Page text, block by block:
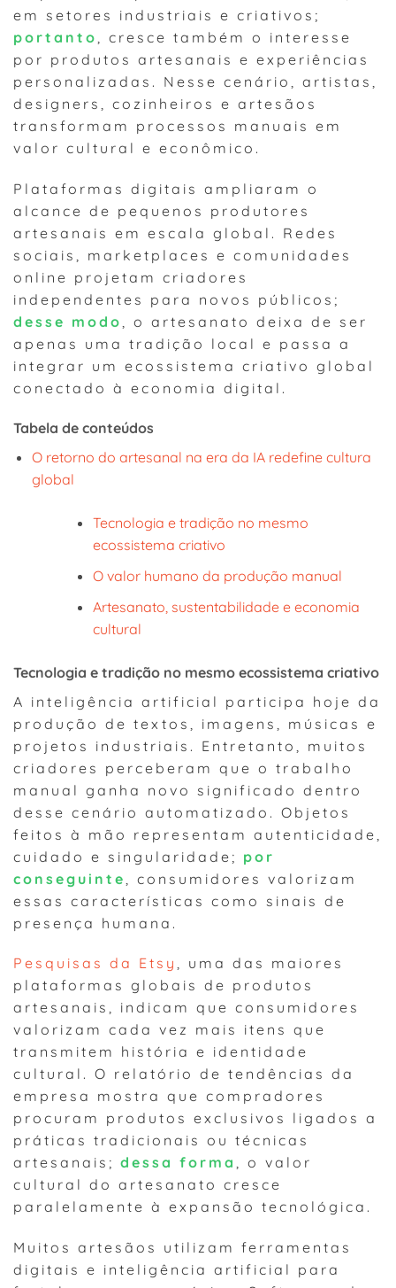
em setores industriais e criativos;
portanto
, cresce também o interesse
por produtos artesanais e experiências
personalizadas. Nesse cenário, artistas,
designers, cozinheiros e artesãos
transformam processos manuais em
valor cultural e econômico.
Plataformas digitais ampliaram o
alcance de pequenos produtores
artesanais em escala global. Redes
sociais, marketplaces e comunidades
online projetam criadores
independentes para novos públicos;
desse modo
, o artesanato deixa de ser
apenas uma tradição local e passa a
integrar um ecossistema criativo global
conectado à economia digital.
Tabela de conteúdos
O retorno do artesanal na era da IA redefine cultura
global
Tecnologia e tradição no mesmo
ecossistema criativo
O valor humano da produção manual
Artesanato, sustentabilidade e economia
cultural
Tecnologia e tradição no mesmo ecossistema criativo
A inteligência artificial participa hoje da
produção de textos, imagens, músicas e
projetos industriais. Entretanto, muitos
criadores perceberam que o trabalho
manual ganha novo significado dentro
desse cenário automatizado. Objetos
feitos à mão representam autenticidade,
cuidado e singularidade; por
conseguinte
, consumidores valorizam
essas características como sinais de
presença humana.
Pesquisas da Etsy , uma das maiores
plataformas globais de produtos
artesanais, indicam que consumidores
valorizam cada vez mais itens que
transmitem história e identidade
cultural. O relatório de tendências da
empresa mostra que compradores
procuram produtos exclusivos ligados a
práticas tradicionais ou técnicas
artesanais; dessa forma , o valor
cultural do artesanato cresce
paralelamente à expansão tecnológica.
Muitos artesãos utilizam ferramentas
digitais e inteligência artificial para